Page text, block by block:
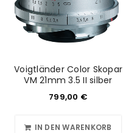
Voigtländer Color Skopar
VM 21mm 3.5 II silber
799,00 €
IN DEN WARENKORB